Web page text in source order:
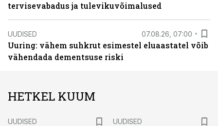
tervisevabadus ja tulevikuvõimalused
UUDISED 07.08.26, 07:00
Uuring: vähem suhkrut esimestel eluaastatel võib
vähendada dementsuse riski
HETKEL KUUM
UUDISED
UUDISED